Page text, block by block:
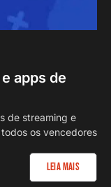
apps de
de streaming e
os vencedores
Leia Mais